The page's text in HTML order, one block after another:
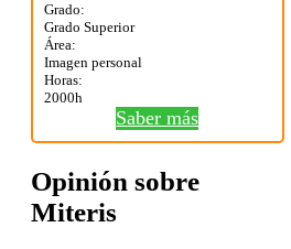
Grado:
Grado Superior
Área:
Imagen personal
Horas:
2000h
Saber más
Opinión sobre
Miteris